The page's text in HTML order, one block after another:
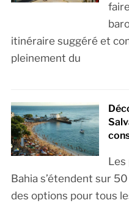
itinéraire suggéré et
pleinement du
Les
Bahia s’étendent sur
des options pour tous